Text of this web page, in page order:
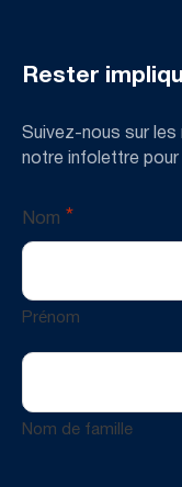
Rester
Suivez-nous sur
notre infolettre
Nom *
Prénom
Nom de famille